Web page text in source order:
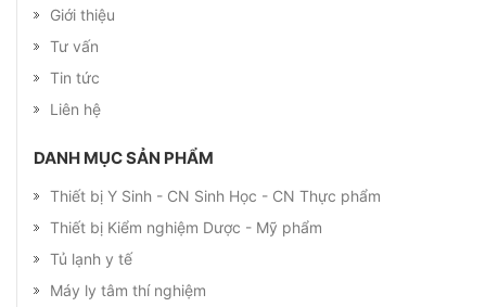
Giới thiệu
Tư vấn
Tin tức
Liên hệ
DANH MỤC SẢN PHẨM
Thiết bị Y Sinh - CN Sinh Học - CN Thực phẩm
Thiết bị Kiểm nghiệm Dược - Mỹ phẩm
Tủ lạnh y tế
Máy ly tâm thí nghiệm